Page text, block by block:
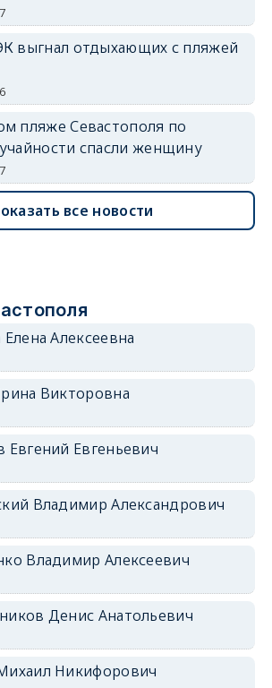
выгнал отдыхающих с пляжей
пляже Севастополя по
спасли женщину
все новости
Елена Алексеевна
Викторовна
Евгений Евгеньевич
Владимир Александрович
Владимир Алексеевич
Денис Анатольевич
Никифорович